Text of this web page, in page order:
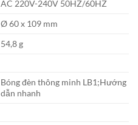
AC 220V-240V 50HZ/60HZ
Ø 60 x 109 mm
54,8 g
Bóng đèn thông minh LB1;Hướng
dẫn nhanh